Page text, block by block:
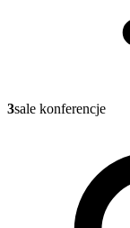
3sale konferencje